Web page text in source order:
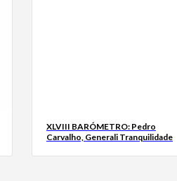
XLVIII BARÓMETRO: Pedro
Carvalho, Generali Tranquilidade